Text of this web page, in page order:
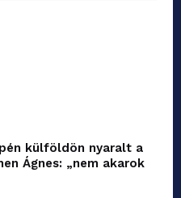
külföldön nyaralt a
Ágnes: „nem akarok